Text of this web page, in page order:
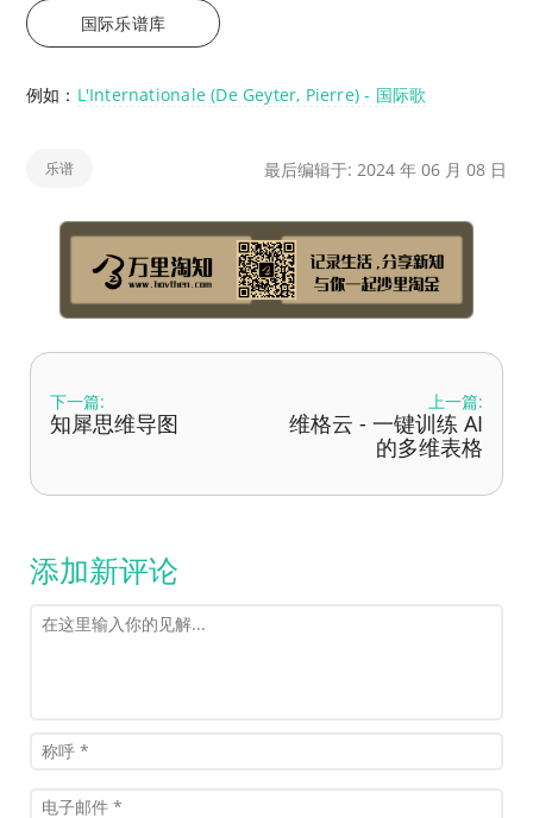
国际乐谱库
例如： L'Internationale (De Geyter, Pierre) - 国际歌
乐谱 最后编辑于: 2024 年 06 月 08 日
下一篇:
知犀思维导图
上一篇:
维格云 - 一键训练 AI
的多维表格
添加新评论